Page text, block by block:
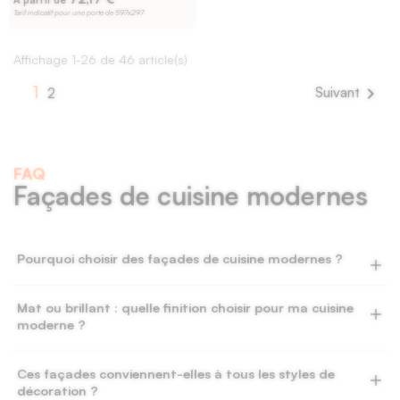
Tarif indicatif pour une porte de 597x297
Affichage 1-26 de 46 article(s)
1 2 Suivant 
FAQ
Façades de cuisine modernes
Pourquoi choisir des façades de cuisine modernes ?
votre cuisine. Elles allient élégance, simplicité et
fonctionnalité grâce à leurs surfaces lisses et uniformes.
Mat ou brillant : quelle finition choisir pour ma cuisine
moderne ?
une finition brillante pour refléter la lumière et agrandir
visuellement l’espace. Les deux options s’intègrent
Ces façades conviennent-elles à tous les styles de
décoration ?